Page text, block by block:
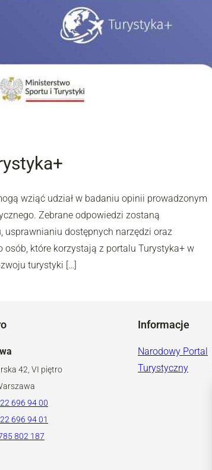
wziąć udział w badaniu opinii prowadzonym
Zebrane odpowiedzi zostaną
dostępnych narzędzi oraz
które korzystają z portalu Turystyka+ w
turystyki […]
42, VI piętro
696 94 00
696 94 01
802 187
Informacje
Narodowy Portal
Turystyczny